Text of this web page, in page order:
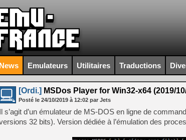
News Emulateurs Utilitaires Traductions
[Ordi.] MSDos Player for Win32-x64 (2019/
Posté le 24/10/2019 à 12:02 par Jets
Il s’agit d’un émulateur de MS-DOS en ligne de
32 bits). Version dédiée à l’émulation des